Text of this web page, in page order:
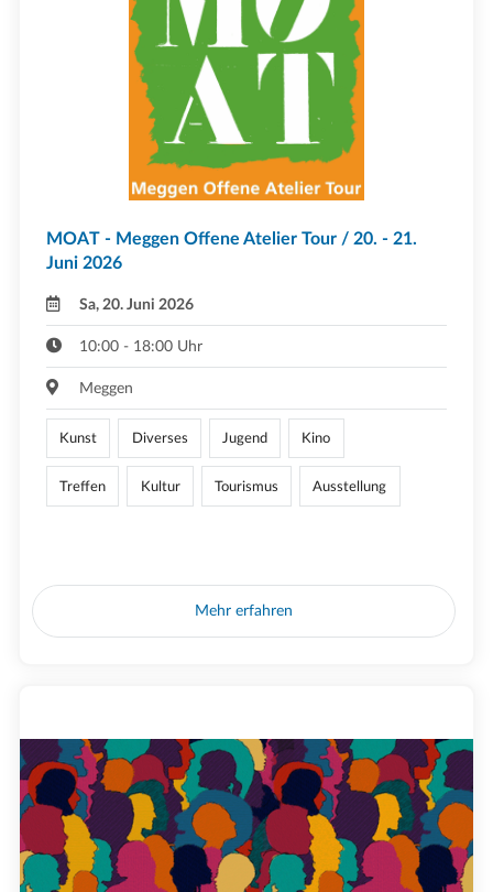
MOAT - Meggen Offene Atelier Tour / 20. - 21.
Juni 2026
Sa, 20. Juni 2026
10:00 - 18:00 Uhr
Meggen
Kunst Diverses Jugend Kino
Treffen Kultur Tourismus Ausstellung
Mehr erfahren